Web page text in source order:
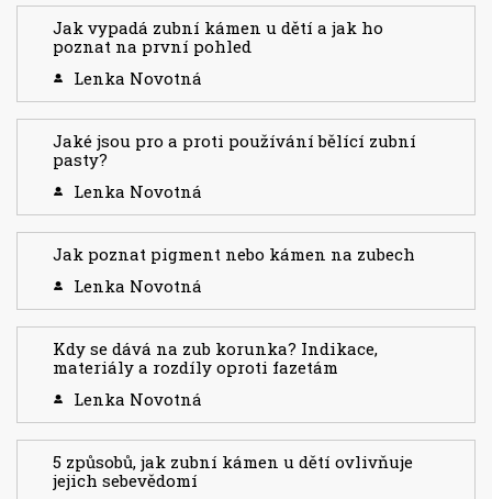
Jak vypadá zubní kámen u dětí a jak ho
poznat na první pohled
Lenka Novotná
Jaké jsou pro a proti používání bělící zubní
pasty?
Lenka Novotná
Jak poznat pigment nebo kámen na zubech
Lenka Novotná
Kdy se dává na zub korunka? Indikace,
materiály a rozdíly oproti fazetám
Lenka Novotná
5 způsobů, jak zubní kámen u dětí ovlivňuje
jejich sebevědomí